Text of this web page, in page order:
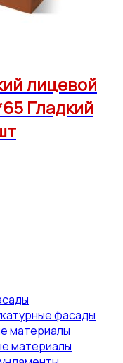
лицевой
Гладкий
фасады
материалы
материалы